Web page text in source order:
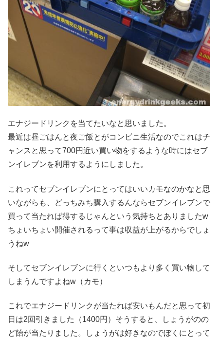
エナジードリンクを当てたいなと思いました。
最近は昼ごはんと夜ご飯とがコンビニ生活なのでこれはチ
ャンスと思って700円近い買い物をするような時にはセブ
ンイレブンを利用するようにしました。
これってセブンイレブンにとってはいいカモなのかなと思
いながらも、どっちみち購入するんならセブンイレブンで
買って当たれば得するじゃんという気持ちとありましたw
ちょいちょい開催されるって事は収益が上がるからでしょ
うねw
そしてセブンイレブンに行くといつもより多く買い物して
しまうんですよねw（カモ）
これでエナジードリンクが当たれば安いもんだと思って初
日は2回引きました（1400円）そうすると、しょうがのの
ど飴が当たりました。しょうがは好きなのでぼくにとって